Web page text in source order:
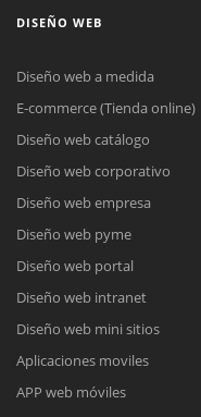
DISEÑO WEB
Diseño web a medida
E-commerce (Tienda online)
Diseño web catálogo
Diseño web corporativo
Diseño web empresa
Diseño web pyme
Diseño web portal
Diseño web intranet
Diseño web mini sitios
Aplicaciones moviles
APP web móviles